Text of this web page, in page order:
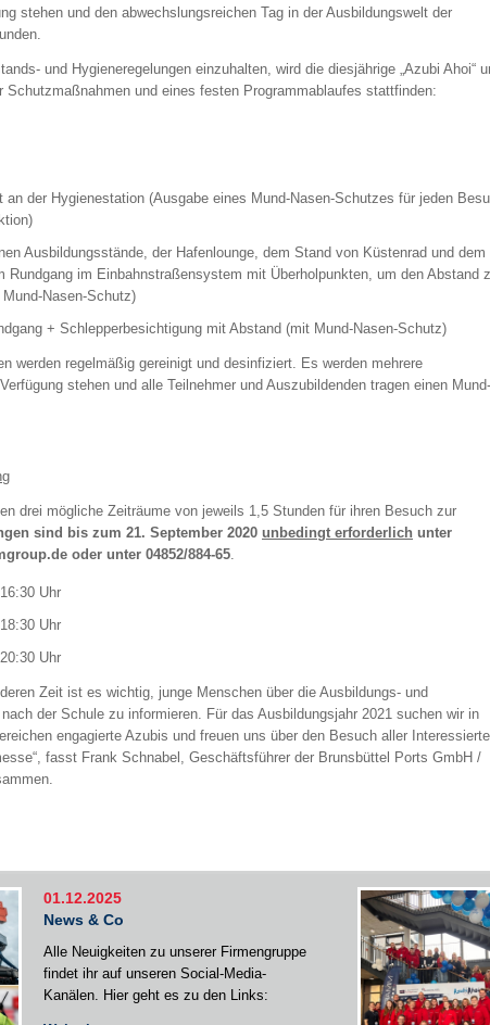
stehen und den abwechslungsreichen Tag in der Ausbildungswelt der
und Hygieneregelungen einzuhalten, wird die diesjährige „Azubi Ahoi“
Schutzmaßnahmen und eines festen Programmablaufes stattfinden:
an der Hygienestation (Ausgabe eines Mund-Nasen-Schutzes für jeden
Ausbildungsstände, der Hafenlounge, dem Stand von Küstenrad und dem
Rundgang im Einbahnstraßensystem mit Überholpunkten, um den Abstand
Nasen-Schutz)
+ Schlepperbesichtigung mit Abstand (mit Mund-Nasen-Schutz)
werden regelmäßig gereinigt und desinfiziert. Es werden mehrere
stehen und alle Teilnehmer und Auszubildenden tragen einen Mund-
drei mögliche Zeiträume von jeweils 1,5 Stunden für ihren Besuch zur
sind bis zum 21. September 2020 unbedingt erforderlich unter
oder unter 04852/884-65.
Uhr
Uhr
Uhr
Zeit ist es wichtig, junge Menschen über die Ausbildungs- und
der Schule zu informieren. Für das Ausbildungsjahr 2021 suchen wir in
engagierte Azubis und freuen uns über den Besuch aller
fasst Frank Schnabel, Geschäftsführer der Brunsbüttel Ports GmbH /
01.12.2025
News & Co
Alle Neuigkeiten zu unserer Firmengruppe
findet ihr auf unseren Social-Media-
Kanälen. Hier geht es zu den Links: